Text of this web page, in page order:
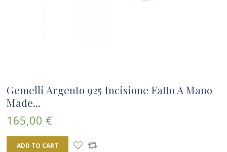
Gemelli Argento 925 Incisione Fatto A Mano
Made...
165,00 €
ADD TO CART